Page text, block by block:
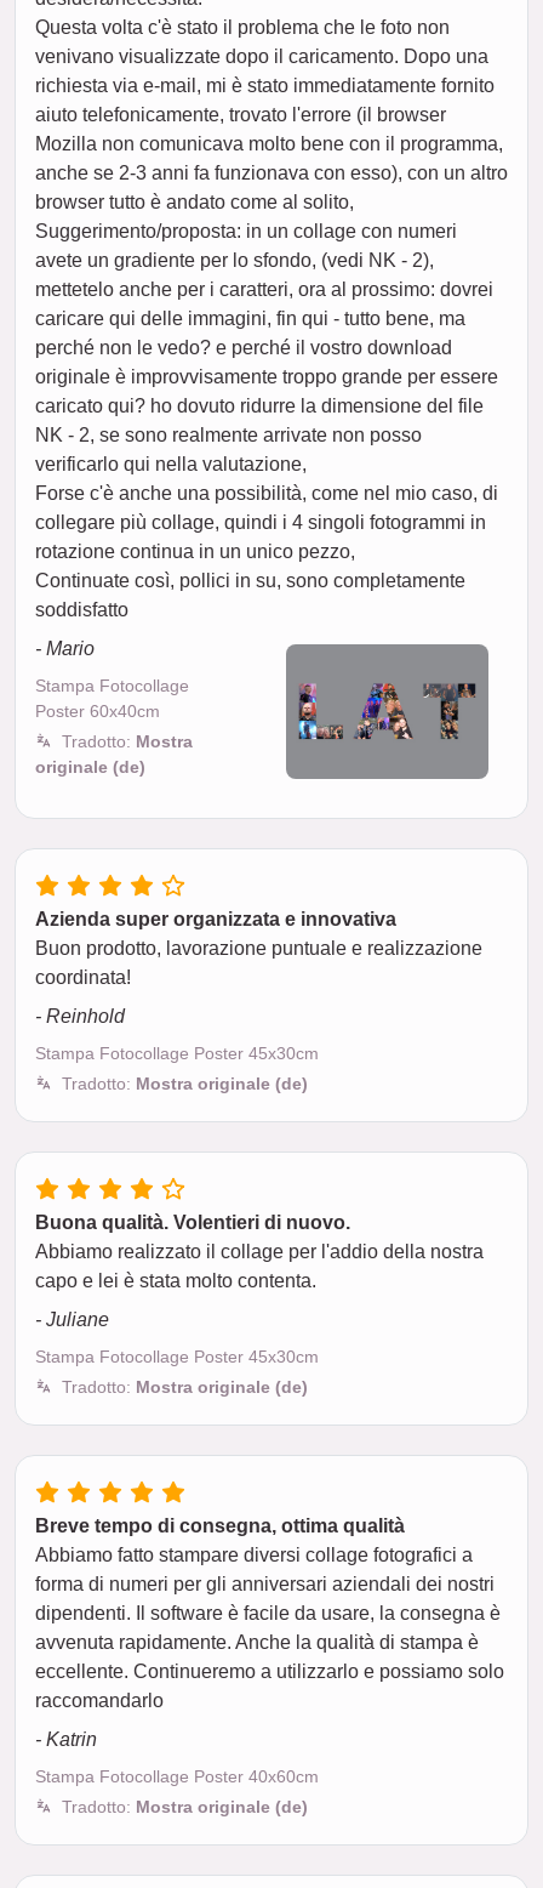
Questa volta c'è stato il problema che le foto non
venivano visualizzate dopo il caricamento. Dopo una
richiesta via e-mail, mi è stato immediatamente fornito
aiuto telefonicamente, trovato l'errore (il browser
Mozilla non comunicava molto bene con il programma,
anche se 2-3 anni fa funzionava con esso), con un altro
browser tutto è andato come al solito,
Suggerimento/proposta: in un collage con numeri
avete un gradiente per lo sfondo, (vedi NK - 2),
mettetelo anche per i caratteri, ora al prossimo: dovrei
caricare qui delle immagini, fin qui - tutto bene, ma
perché non le vedo? e perché il vostro download
originale è improvvisamente troppo grande per essere
caricato qui? ho dovuto ridurre la dimensione del file
NK - 2, se sono realmente arrivate non posso
verificarlo qui nella valutazione,
Forse c'è anche una possibilità, come nel mio caso, di
collegare più collage, quindi i 4 singoli fotogrammi in
rotazione continua in un unico pezzo,
Continuate così, pollici in su, sono completamente
soddisfatto
- Mario
Stampa Fotocollage
Poster 60x40cm
Tradotto: Mostra
originale (de)
Azienda super organizzata e innovativa
Buon prodotto, lavorazione puntuale e realizzazione
coordinata!
- Reinhold
Stampa Fotocollage Poster 45x30cm
Tradotto: Mostra originale (de)
Buona qualità. Volentieri di nuovo.
Abbiamo realizzato il collage per l'addio della nostra
capo e lei è stata molto contenta.
- Juliane
Stampa Fotocollage Poster 45x30cm
Tradotto: Mostra originale (de)
Breve tempo di consegna, ottima qualità
Abbiamo fatto stampare diversi collage fotografici a
forma di numeri per gli anniversari aziendali dei nostri
dipendenti. Il software è facile da usare, la consegna è
avvenuta rapidamente. Anche la qualità di stampa è
eccellente. Continueremo a utilizzarlo e possiamo solo
raccomandarlo
- Katrin
Stampa Fotocollage Poster 40x60cm
Tradotto: Mostra originale (de)